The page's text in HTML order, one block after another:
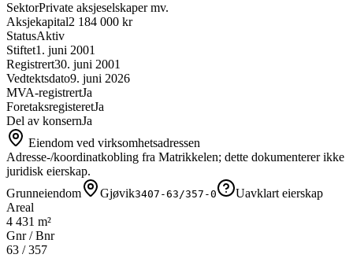
SektorPrivate aksjeselskaper mv.
Aksjekapital2 184 000 kr
StatusAktiv
Stiftet1. juni 2001
Registrert30. juni 2001
Vedtektsdato9. juni 2026
MVA-registrertJa
ForetaksregisteretJa
Del av konsernJa
Eiendom ved virksomhetsadressen
Adresse-/koordinatkobling fra Matrikkelen; dette dokumenterer ikke
juridisk eierskap.
Grunneiendom
Gjøvik3407-63/357-0
Uavklart eierskap
Areal
4 431 m²
Gnr / Bnr
63 /357